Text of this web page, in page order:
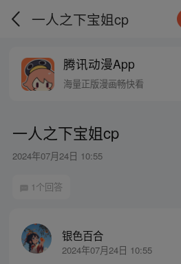
一人之下宝姐cp
腾讯动漫App
海量正版漫画畅快看
一人之下宝姐cp
2024年07月24日 10:55
1个回答
银色百合
2024年07月24日 10:55